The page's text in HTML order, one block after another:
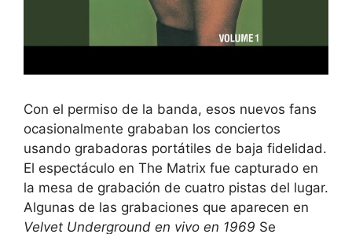
Con el permiso de la banda, esos nuevos fans
ocasionalmente grababan los conciertos
usando grabadoras portátiles de baja fidelidad.
El espectáculo en The Matrix fue capturado en
la mesa de grabación de cuatro pistas del lugar.
Algunas de las grabaciones que aparecen en
Velvet Underground en vivo en 1969 Se